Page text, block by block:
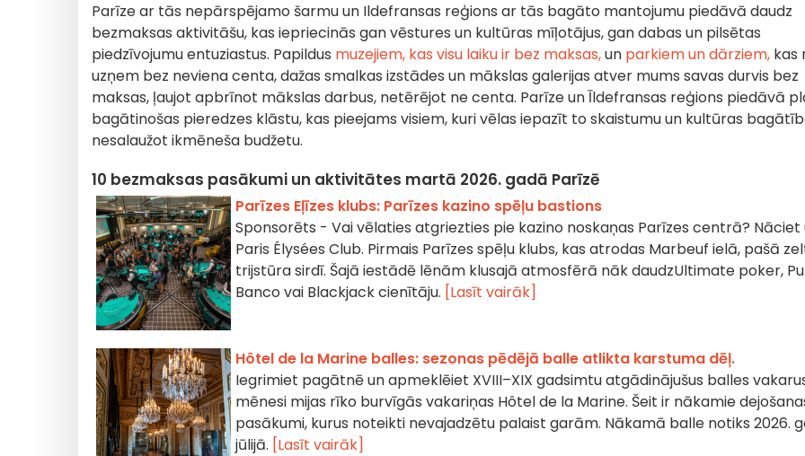
Parīze ar tās nepārspējamo šarmu un Ildefransas reģions ar tās bagāto mantojumu piedāvā daudz
bezmaksas aktivitāšu, kas iepriecinās gan vēstures un kultūras mīļotājus, gan dabas un pilsētas
piedzīvojumu entuziastus. Papildus muzejiem, kas visu laiku ir bez maksas,un parkiem un dārziem, kas
uzņem bez neviena centa, dažas smalkas izstādes un mākslas galerijas atver mums savas durvis bez
maksas, ļaujot apbrīnot mākslas darbus, netērējot ne centa. Parīze un Īldefransas reģions piedāvā
bagātinošas pieredzes klāstu, kas pieejams visiem, kuri vēlas iepazīt to skaistumu un kultūras
nesalaužot ikmēneša budžetu.
10 bezmaksas pasākumi un aktivitātes martā 2026. gadā Parīzē
Parīzes Eļīzes klubs: Parīzes kazino spēļu bastions
Sponsorēts - Vai vēlaties atgriezties pie kazino noskaņas Parīzes centrā? Nāciet
Paris Élysées Club. Pirmais Parīzes spēļu klubs, kas atrodas Marbeuf ielā, pašā
trijstūra sirdī. Šajā iestādē lēnām klusajā atmosfērā nāk daudzUltimate poker,
Banco vai Blackjack cienītāju. [Lasīt vairāk]
Hôtel de la Marine balles: sezonas pēdējā balle atlikta karstuma dēļ.
Iegrimiet pagātnē un apmeklēiet XVIII–XIX gadsimtu atgādinājušus balles
mēnesi mijas rīko burvīgās vakariņas Hôtel de la Marine. Šeit ir nākamie
pasākumi, kurus noteikti nevajadzētu palaist garām. Nākamā balle notiks 2026.
jūlijā. [Lasīt vairāk]